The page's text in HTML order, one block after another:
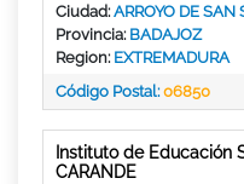
Ciudad:ARROYO DE SAN
Provincia: BADAJOZ
Region: EXTREMADURA
Código Postal:06850
Instituto de Educación
CARANDE